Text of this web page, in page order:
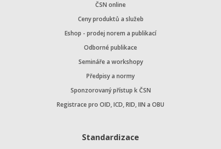
ČSN online
Ceny produktů a služeb
Eshop - prodej norem a publikací
Odborné publikace
Semináře a workshopy
Předpisy a normy
Sponzorovaný přístup k ČSN
Registrace pro OID, ICD, RID, IIN a OBU
Standardizace